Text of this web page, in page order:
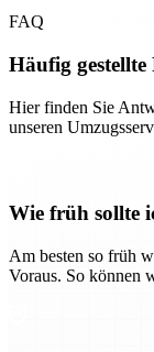
FAQ
Häufig gestellte
Hier finden Sie
unseren
Wie früh sollte
Am besten so früh
Voraus. So können